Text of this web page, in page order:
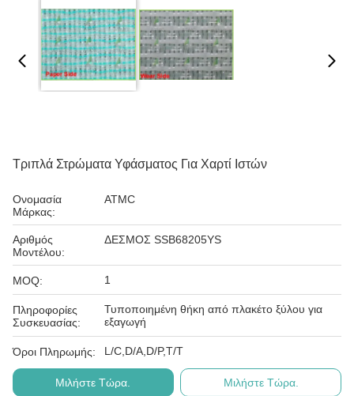
Τριπλά Στρώματα Υφάσματος Για Χαρτί Ιστών
Ονομασία
Μάρκας:
ATMC
Αριθμός
Μοντέλου:
ΔΕΣΜΟΣ SSB68205YS
MOQ: 1
Πληροφορίες
Συσκευασίας:
Τυποποιημένη θήκη από πλακέτο ξύλου για
εξαγωγή
Όροι Πληρωμής: L/C,D/A,D/P,T/T
Μιλήστε Τώρα. Μιλήστε Τώρα.